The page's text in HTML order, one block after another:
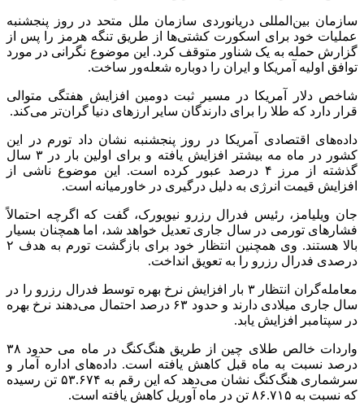
سازمان بین‌المللی دریانوردی سازمان ملل متحد در روز پنجشنبه
عملیات خود برای اسکورت کشتی‌ها از طریق تنگه هرمز را پس از
گزارش حمله به یک شناور متوقف کرد. این موضوع نگرانی در مورد
توافق اولیه آمریکا و ایران را دوباره شعله‌ور ساخت.
شاخص دلار آمریکا در مسیر ثبت دومین افزایش هفتگی متوالی
قرار دارد که طلا را برای دارندگان سایر ارزهای دنیا گران‌تر می‌کند.
داده‌های اقتصادی آمریکا در روز پنجشنبه نشان داد تورم در این
کشور در ماه مه بیشتر افزایش یافته و برای اولین بار در ۳ سال
گذشته از مرز ۴ درصد عبور کرده است. این موضوع ناشی از
افزایش قیمت انرژی به دلیل درگیری در خاورمیانه است.
جان ویلیامز، رئیس فدرال رزرو نیویورک، گفت که اگرچه احتمالاً
فشارهای تورمی در سال جاری تعدیل خواهد شد، اما همچنان بسیار
بالا هستند. وی همچنین انتظار خود برای بازگشت تورم به هدف ۲
درصدی فدرال رزرو را به تعویق انداخت.
معامله‌گران انتظار ۳ بار افزایش نرخ بهره توسط فدرال رزرو را در
سال جاری میلادی دارند و حدود ۶۳ درصد احتمال می‌دهند نرخ بهره
در سپتامبر افزایش یابد.
واردات خالص طلای چین از طریق هنگ‌کنگ در ماه می حدود ۳۸
درصد نسبت به ماه قبل کاهش یافته است. داده‌های اداره آمار و
سرشماری هنگ‌کنگ نشان می‌دهد که این رقم به ۵۳.۶۷۴ تن رسیده
که نسبت به ۸۶.۷۱۵ تن در ماه آوریل کاهش یافته است.